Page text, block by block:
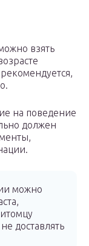
взять
на поведение
должен
можно
доставлять